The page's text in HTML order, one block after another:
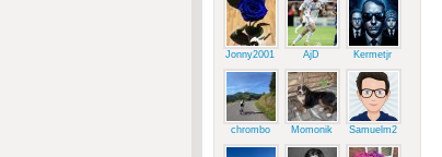
Jonny2001 AjD Kermetjr
chrombo Momonik Samuelm2